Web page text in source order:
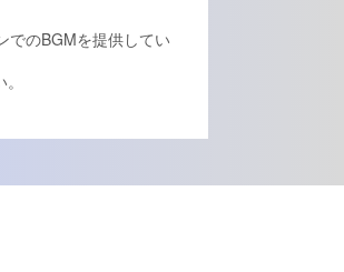
でのBGMを提供してい